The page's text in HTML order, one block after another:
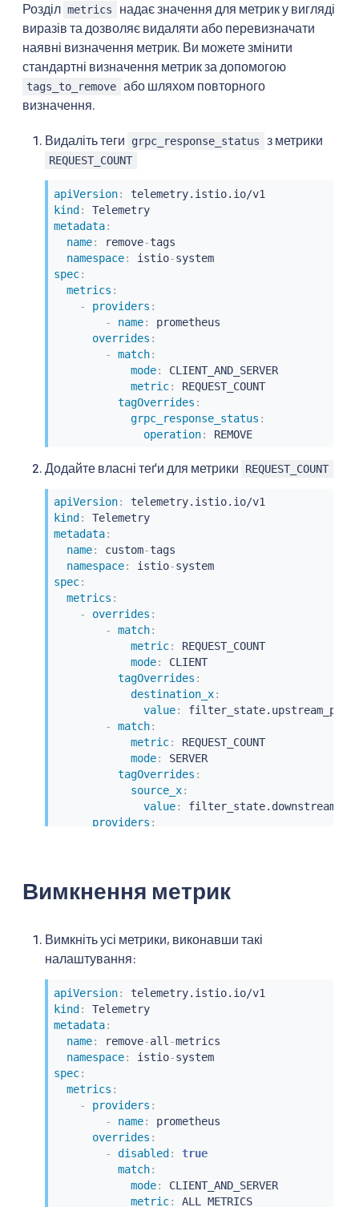
Розділ metrics
надає значення для метрик у вигляді
виразів та дозволяє видаляти або перевизначати
наявні визначення метрик. Ви можете змінити
стандартні визначення метрик за допомогою
tags_to_remove або шляхом повторного
визначення.
Видаліть теги grpc_response_status з метрики
REQUEST_COUNT
apiVersion:
kind:
Telemetry
metadata:
name: remove-tags
namespace: istio-
system
spec:
metrics :
-
providers :
-
name:
prometheus
overrides :
-
match:
mode:
CLIENT_AND_SERVER
metric:
REQUEST_COUNT
tagOverrides :
grpc_response_status :
operation: REMOVE
Додайте власні теґи для метрики REQUEST_COUNT
apiVersion:
telemetry.istio.io/v1
kind :
Telemetry
metadata:
name: custom-tags
namespace: istio-
system
spec:
metrics :
-
overrides :
-
match:
metric:
REQUEST_COUNT
mode:
CLIENT
tagOverrides :
destination_x:
value:
-
match:
metric:
REQUEST_COUNT
mode:
SERVER
tagOverrides :
source_x:
value:
providers :
Вимкнення метрик
Вимкніть усі метрики, виконавши такі
налаштування:
apiVersion:
kind:
Telemetry
metadata:
name: remove-all -metrics
namespace: istio-
system
spec:
metrics :
-
providers :
-
name:
prometheus
overrides :
-
disabled:
true
match:
mode:
CLIENT_AND_SERVER
metric: ALL_METRICS